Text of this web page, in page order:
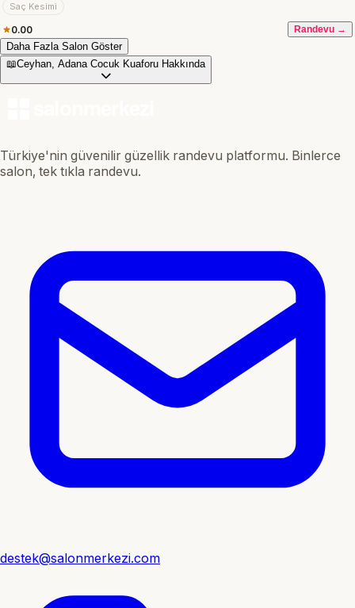
Saç Kesimi
0.00 Randevu →
Daha Fazla Salon Göster
📖Ceyhan, Adana Cocuk Kuaforu Hakkında
Türkiye'nin güvenilir güzellik randevu platformu. Binlerce
salon, tek tıkla randevu.
destek@salonmerkezi.com